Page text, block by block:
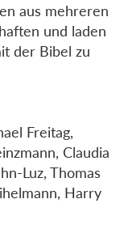
aus mehreren
und laden
der Bibel zu
Freitag,
Claudia
Luz, Thomas
Harry